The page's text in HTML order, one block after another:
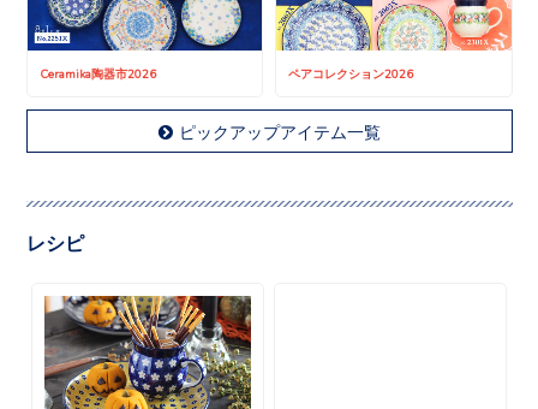
Ceramika陶器市2026 ペアコレクション2026
ピックアップアイテム一覧
レシピ